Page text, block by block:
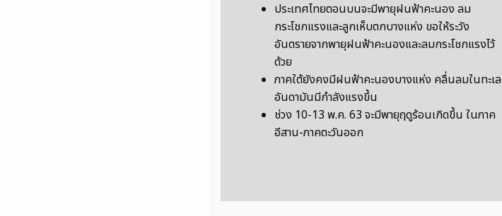
ประเทศไทยตอนบนจะมีพายุฝนฟ้าคะนอง ลม
กระโชกแรงและลูกเห็บตกบางแห่ง ขอให้ระวัง
อันตรายจากพายุฝนฟ้าคะนองและลมกระโชกแรงไว้
ด้วย
ภาคใต้ยังคงมีฝนฟ้าคะนองบางแห่ง คลื่นลมในทะเล
อันดามันมีกำลังแรงขึ้น
ช่วง 10-13 พ.ค. 63 จะมีพายุฤดูร้อนเกิดขึ้น ในภาค
อีสาน-ภาคตะวันออก